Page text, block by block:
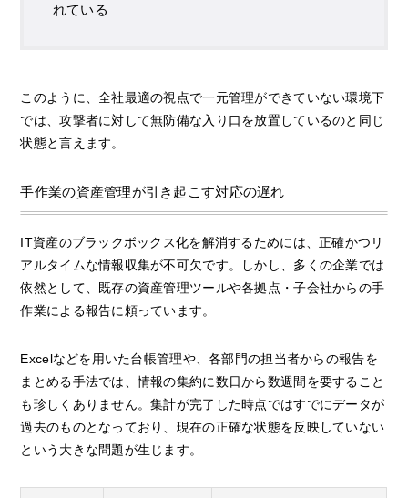
れている
このように、全社最適の視点で一元管理ができていない環境下
では、攻撃者に対して無防備な入り口を放置しているのと同じ
状態と言えます。
手作業の資産管理が引き起こす対応の遅れ
IT資産のブラックボックス化を解消するためには、正確かつリ
アルタイムな情報収集が不可欠です。しかし、多くの企業では
依然として、既存の資産管理ツールや各拠点・子会社からの手
作業による報告に頼っています。
Excelなどを用いた台帳管理や、各部門の担当者からの報告を
まとめる手法では、情報の集約に数日から数週間を要すること
も珍しくありません。集計が完了した時点ではすでにデータが
過去のものとなっており、現在の正確な状態を反映していない
という大きな問題が生じます。